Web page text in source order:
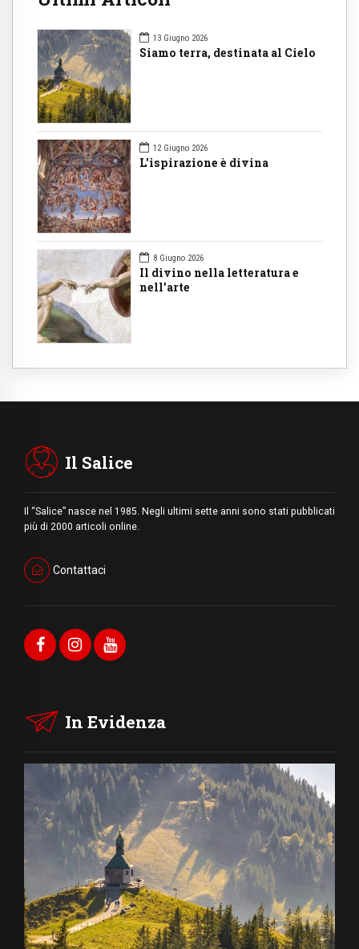
13 Giugno 2026
Siamo terra, destinata al Cielo
12 Giugno 2026
L'ispirazione è divina
8 Giugno 2026
Il divino nella letteratura e
nell’arte
Il Salice
Il “Salice” nasce nel 1985. Negli ultimi sette anni sono stati pubblicati
più di 2000 articoli online.
Contattaci
In Evidenza